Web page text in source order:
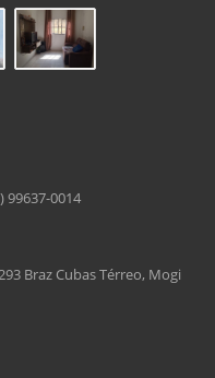
99637-0014
Braz Cubas Térreo, Mogi